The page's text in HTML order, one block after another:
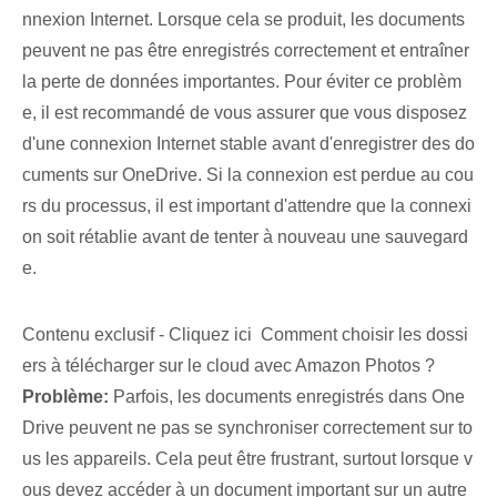
nnexion Internet. Lorsque cela se produit, les documents
peuvent ne pas être enregistrés correctement et entraîner
la perte de données importantes. Pour éviter ce problèm
e, il est recommandé de vous assurer que vous disposez
d'une connexion Internet stable avant d'enregistrer des do
cuments sur OneDrive. Si la connexion est perdue au cou
rs du processus, il est important d'attendre que la connexi
on soit rétablie avant de tenter à nouveau une sauvegard
e.
Contenu exclusif - Cliquez ici Comment choisir les dossi
ers à télécharger sur le cloud avec Amazon Photos ?
Problème: Parfois, les documents enregistrés dans One
Drive peuvent ne pas se synchroniser correctement sur to
us les appareils. Cela peut être frustrant, surtout lorsque v
ous devez accéder à un document important sur un autre